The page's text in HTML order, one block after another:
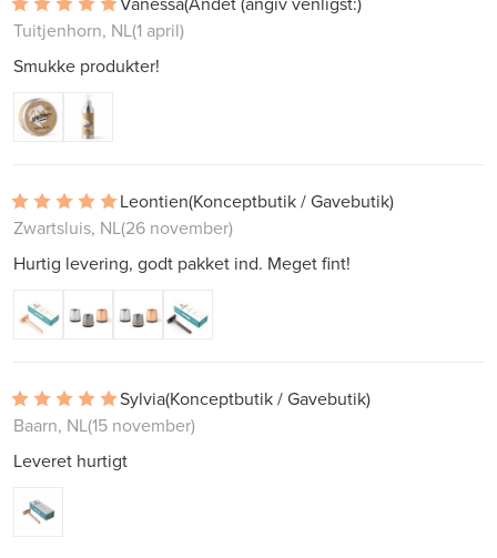
Tuitjenhorn, NL(1 april)
Smukke produkter!
Leontien(Konceptbutik / Gavebutik)
Zwartsluis, NL(26 november)
Hurtig levering, godt pakket ind. Meget fint!
Sylvia(Konceptbutik / Gavebutik)
Baarn, NL(15 november)
Leveret hurtigt